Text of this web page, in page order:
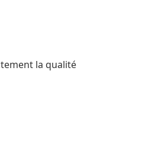
la qualité